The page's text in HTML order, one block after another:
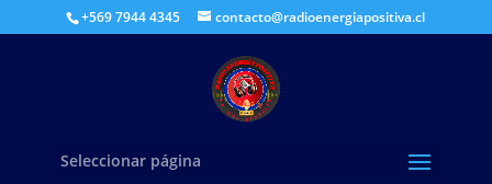
+569 7944 4345 contacto@radioenergiapositiva.cl
Seleccionar página